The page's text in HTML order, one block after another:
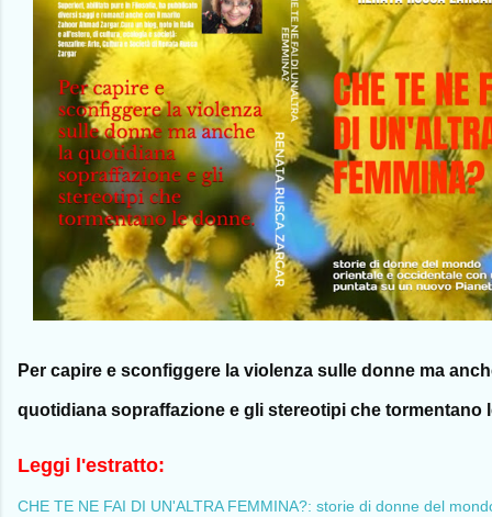
Per capire e sconfiggere la violenza sulle donne ma
quotidiana sopraffazione e gli stereotipi che tormentano
Leggi l'estratto:
CHE TE NE FAI DI UN'ALTRA FEMMINA?: storie di donne del